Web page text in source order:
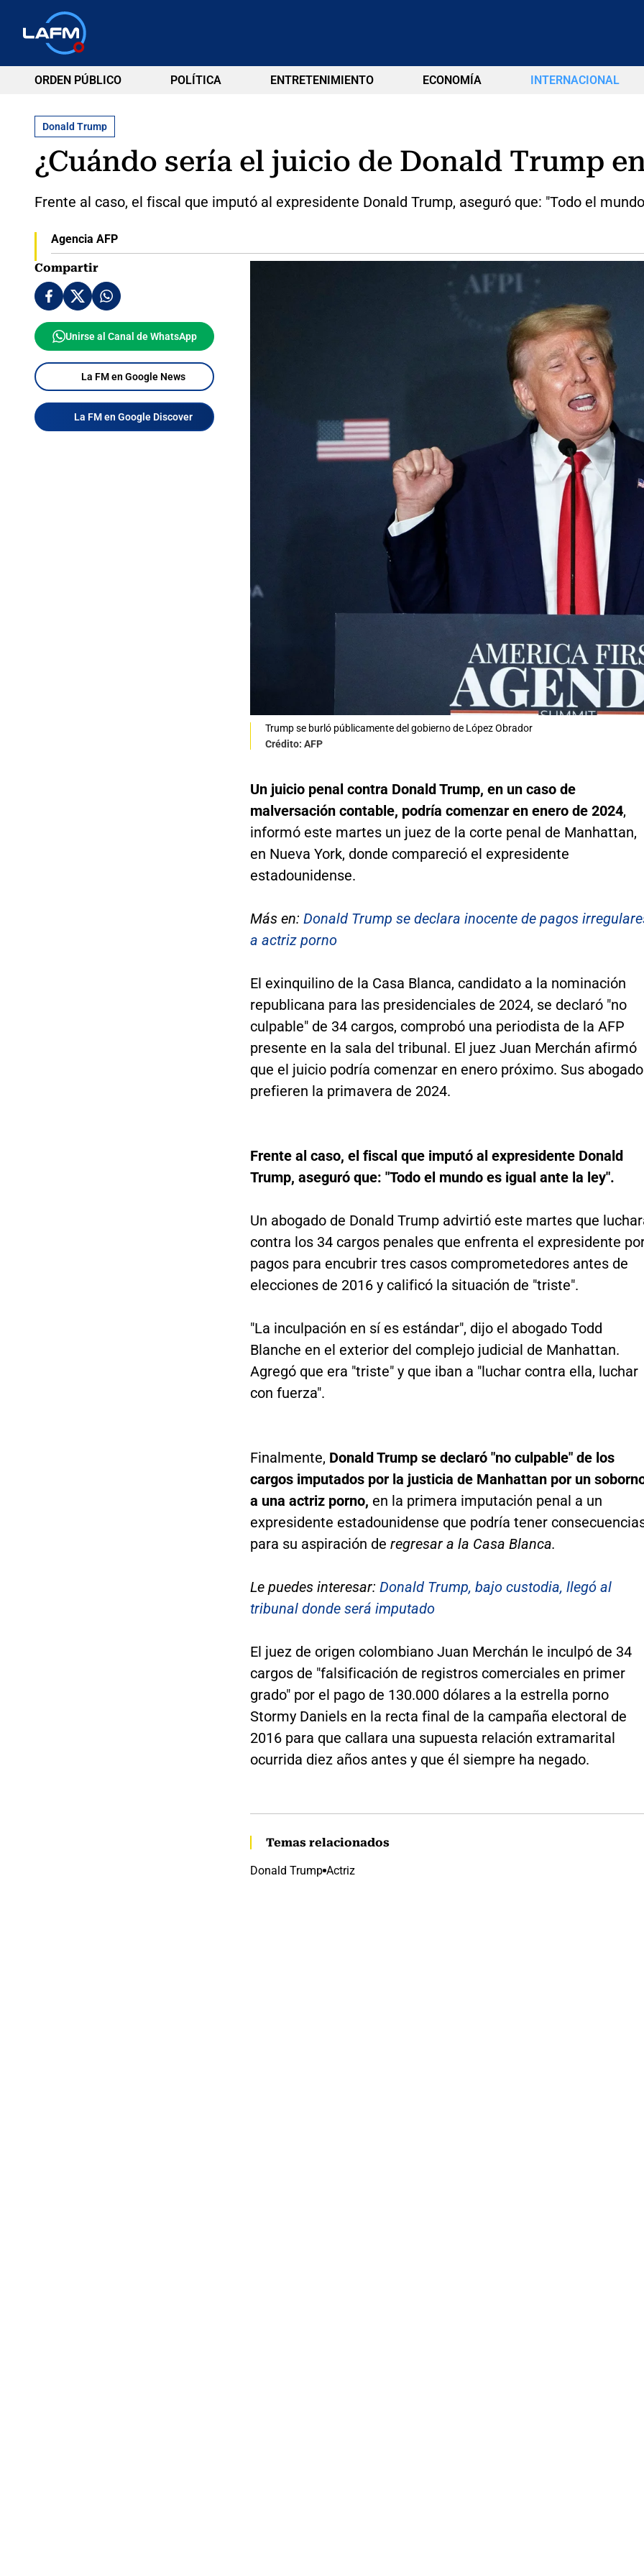
ORDEN PÚBLICO POLÍTICA ENTRETENIMIENTO ECONOMÍA INTERNACIONAL
Donald Trump
¿Cuándo sería el juicio de Donald Trump
Frente al caso, el fiscal que imputó al expresidente Donald Trump, aseguró que: "Todo el
Agencia AFP
Compartir
Unirse al Canal de WhatsApp
La FM en Google News
La FM en Google Discover
Trump se burló públicamente del gobierno de López Obrador
Crédito: AFP
Un juicio penal contra Donald Trump, en un caso de
malversación contable, podría comenzar en enero de 2024,
informó este martes un juez de la corte penal de Manhattan,
en Nueva York, donde compareció el expresidente
estadounidense.
Más en: Donald Trump se declara inocente de pagos
a actriz porno
El exinquilino de la Casa Blanca, candidato a la nominación
republicana para las presidenciales de 2024, se declaró "no
culpable" de 34 cargos, comprobó una periodista de la AFP
presente en la sala del tribunal. El juez Juan Merchán afirmó
que el juicio podría comenzar en enero próximo. Sus
prefieren la primavera de 2024.
Frente al caso, el fiscal que imputó al expresidente Donald
Trump, aseguró que: "Todo el mundo es igual ante la ley".
Un abogado de Donald Trump advirtió este martes que
contra los 34 cargos penales que enfrenta el expresidente
pagos para encubrir tres casos comprometedores antes de
elecciones de 2016 y calificó la situación de "triste".
"La inculpación en sí es estándar", dijo el abogado Todd
Blanche en el exterior del complejo judicial de Manhattan.
Agregó que era "triste" y que iban a "luchar contra ella, luchar
con fuerza".
Finalmente, Donald Trump se declaró "no culpable" de los
cargos imputados por la justicia de Manhattan por un
a una actriz porno, en la primera imputación penal a un
expresidente estadounidense que podría tener
para su aspiración de regresar a la Casa Blanca.
Le puedes interesar: Donald Trump, bajo custodia, llegó al
tribunal donde será imputado
El juez de origen colombiano Juan Merchán le inculpó de 34
cargos de "falsificación de registros comerciales en primer
grado" por el pago de 130.000 dólares a la estrella porno
Stormy Daniels en la recta final de la campaña electoral de
2016 para que callara una supuesta relación extramarital
ocurrida diez años antes y que él siempre ha negado.
Temas relacionados
Donald Trump Actriz